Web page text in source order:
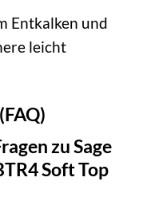
Entkalken und
leicht
zu Sage
Soft Top